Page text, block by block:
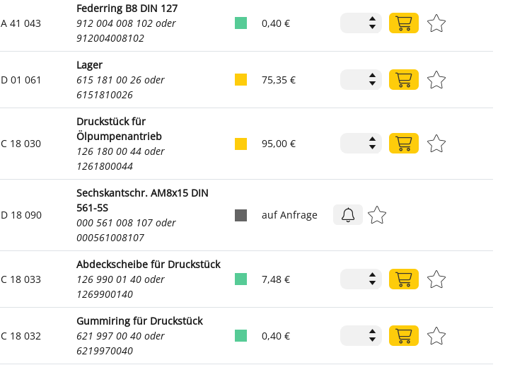
A 41 043
Federring B8 DIN 127
912 004 008 102 oder
912004008102
0,40 €
D 01 061
Lager
615 181 00 26 oder
6151810026
75,35 €
C 18 030
Druckstück für
Ölpumpenantrieb
126 180 00 44 oder
1261800044
95,00 €
D 18 090
Sechskantschr. AM8x15 DIN
561-5S
000 561 008 107 oder
000561008107
auf Anfrage
C 18 033
Abdeckscheibe für Druckstück
126 990 01 40 oder
1269900140
7,48 €
C 18 032
Gummiring für Druckstück
621 997 00 40 oder
6219970040
0,40 €